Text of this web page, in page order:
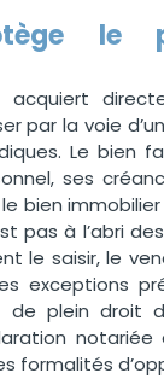
le
acquiert
par la voie
Le bien
ses
bien
pas à l’abri
le saisir, le
exceptions
de plein droit
notariée
formalités